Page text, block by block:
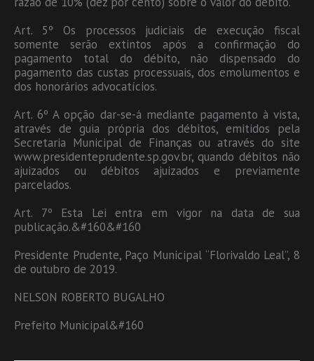
Art. 5º Os processos judiciais de execução fiscal
somente serão extintos após a confirmação do
pagamento total do débito, não dispensado do
pagamento das custas processuais, dos emolumentos e
dos honorários advocatícios.
Art. 6º A opção dar-se-á mediante pagamento à vista,
através de guia própria dos débitos, emitidos pela
Secretaria Municipal de Finanças ou através do site
www.presidenteprudente.sp.gov.br, quando débitos não
ajuizados ou débitos ajuizados e previamente
parcelados.
Art. 7º Esta Lei entra em vigor na data de sua
publicação.&#160&#160
Presidente Prudente, Paço Municipal “Florivaldo Leal”, 8
de outubro de 2019.
NELSON ROBERTO BUGALHO
Prefeito Municipal&#160